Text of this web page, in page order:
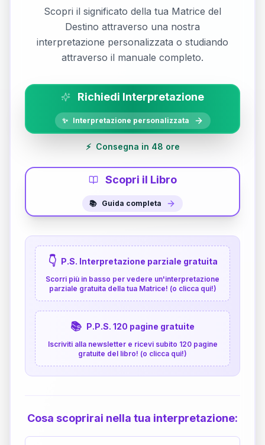
Scopri il significato della tua Matrice del
Destino attraverso una nostra
interpretazione personalizzata o studiando
attraverso il manuale completo.
Richiedi Interpretazione
✨ Interpretazione personalizzata
⚡ Consegna in 48 ore
Scopri il Libro
📚 Guida completa
👇 P.S. Interpretazione parziale gratuita
Scorri più in basso per vedere un'interpretazione
parziale gratuita della tua Matrice! (o clicca qui!)
📚 P.P.S. 120 pagine gratuite
Iscriviti alla newsletter e ricevi subito 120 pagine
gratuite del libro! (o clicca qui!)
Cosa scoprirai nella tua interpretazione: